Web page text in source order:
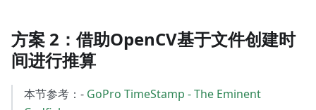
方案 2：借助OpenCV基于文件创建时
间进行推算
本节参考：- GoPro TimeStamp - The Eminent